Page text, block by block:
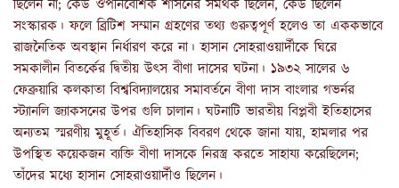
ছিলেন না; কেউ ঔপনিবেশিক শাসনের সমর্থক ছিলেন, কেউ ছিলেন
সংস্কারক। ফলে ব্রিটিশ সম্মান গ্রহণের তথ্য গুরুত্বপূর্ণ হলেও তা এককভাবে
রাজনৈতিক অবস্থান নির্ধারণ করে না। হাসান সোহরাওয়ার্দীকে ঘিরে
সমকালীন বিতর্কের দ্বিতীয় উৎস বীণা দাসের ঘটনা। ১৯৩২ সালের ৬
ফেব্রুয়ারি কলকাতা বিশ্ববিদ্যালয়ের সমাবর্তনে বীণা দাস বাংলার গভর্নর
স্ট্যানলি জ্যাকসনের উপর গুলি চালান। ঘটনাটি ভারতীয় বিপ্লবী ইতিহাসের
অন্যতম স্মরণীয় মুহূর্ত। ঐতিহাসিক বিবরণ থেকে জানা যায়, হামলার পর
উপস্থিত কয়েকজন ব্যক্তি বীণা দাসকে নিরস্ত্র করতে সাহায্য করেছিলেন;
তাঁদের মধ্যে হাসান সোহরাওয়ার্দীও ছিলেন।